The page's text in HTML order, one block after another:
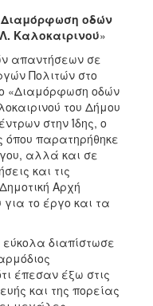
Διαμόρφωση οδών
Καλοκαιρινού»
απαντήσεων σε
Πολιτών στο
«Διαμόρφωση οδών
του Δήμου
στην Ίδης, ο
όπου παρατηρήθηκε
αλλά και σε
και τις
Αρχή
το έργο και τα
διαπίστωσε
έπεσαν έξω στις
και της πορείας